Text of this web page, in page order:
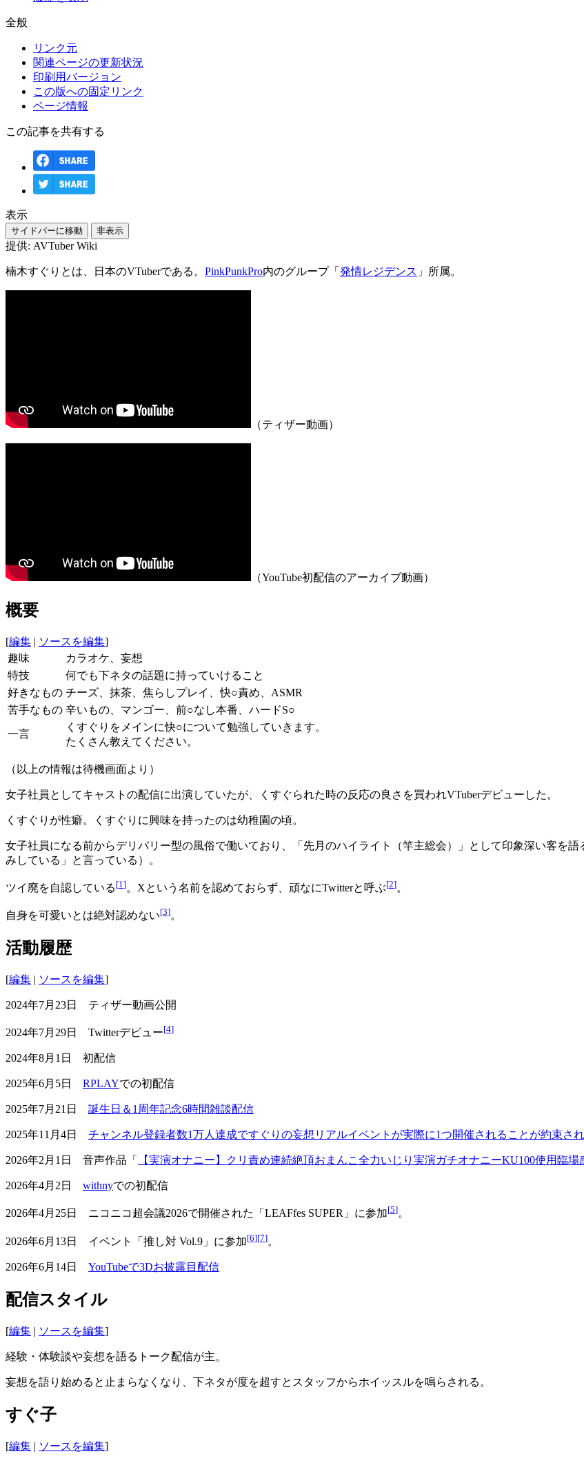
全般
リンク元
関連ページの更新状況
印刷用バージョン
この版への固定リンク
ページ情報
この記事を共有する
表示
サイドバーに移動 非表示
提供: AVTuber Wiki
楠木すぐりとは、日本のVTuberである。 PinkPunkPro内のグループ「 発情レジデンス 」所属。
（ティザー動画）
（YouTube初配信のアーカイブ動画）
概要
[編集 | ソースを編集]
趣味
カラオケ、妄想
特技
何でも下ネタの話題に持っていけること
好きなもの チーズ、抹茶、焦らしプレイ、快○責め、ASMR
苦手なもの 辛いもの、マンゴー、前○なし本番、ハードS○
一言
くすぐりをメインに快○について勉強していきます。
たくさん教えてください。
（以上の情報は待機画面より）
女子社員としてキャストの配信に出演していたが、くすぐられた時の反応の良さを買われVTuberデビューした。
くすぐりが性癖。くすぐりに興味を持ったのは幼稚園の頃。
女子社員になる前からデリバリー型の風俗で働いており、「先月のハイライト（竿主総会）」として印象深い客を
みしている」と言っている）。
ツイ廃を自認している [1 ]。Xという名前を認めておらず、頑なにTwitterと呼ぶ[2]。
自身を可愛いとは絶対認めない[3]。
活動履歴
[編集 | ソースを編集]
2024年7月23日 ティザー動画公開
2024年7月29日 Twitterデビュー[4]
2024年8月1日 初配信
2025年6月5日 RPLAYでの初配信
2025年7月21日 誕生日＆1周年記念6時間雑談配信
2025年11月4日 チャンネル登録者数1万人達成ですぐりの妄想リアルイベントが実際に1つ開催されることが約束さ
2026年2月1日 音声作品「 【実演オナニー】クリ責め連続絶頂おまんこ全力いじり実演ガチオナニーKU100使用臨
2026年4月2日 withnyでの初配信
2026年4月25日 ニコニコ超会議2026で開催された「LEAFfes SUPER」に参加[5]。
2026年6月13日 イベント「推し対 Vol.9」に参加[6][7]。
2026年6月14日 YouTubeで3Dお披露目配信
配信スタイル
[編集 | ソースを編集]
経験・体験談や妄想を語るトーク配信が主。
妄想を語り始めると止まらなくなり、下ネタが度を超すとスタッフからホイッスルを鳴らされる。
すぐ子
[編集 | ソースを編集]